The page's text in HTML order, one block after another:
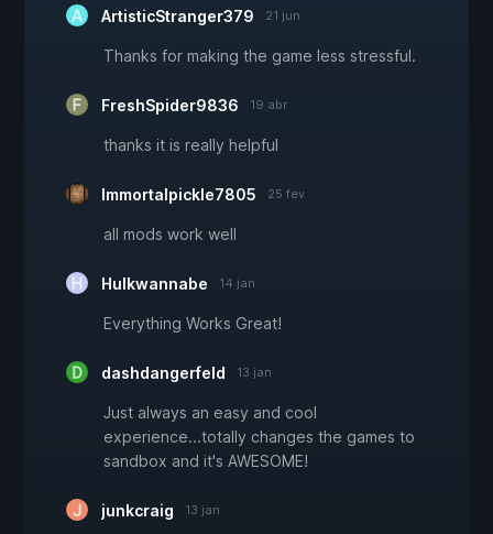
ArtisticStranger379 21 jun
Thanks for making the game less stressful.
FreshSpider9836 19 abr
thanks it is really helpful
Immortalpickle7805 25 fev
all mods work well
Hulkwannabe 14 jan
Everything Works Great!
dashdangerfeld 13 jan
Just always an easy and cool
experience...totally changes the games to
sandbox and it's AWESOME!
junkcraig 13 jan